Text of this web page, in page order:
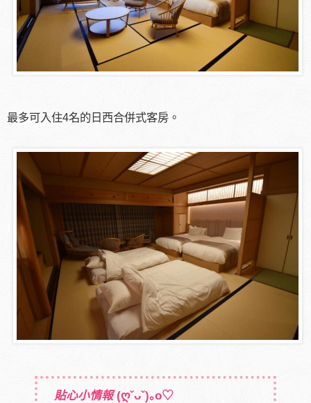
最多可入住4名的日西合併式客房。
貼心小情報(ღˇᴗˇ)｡o♡